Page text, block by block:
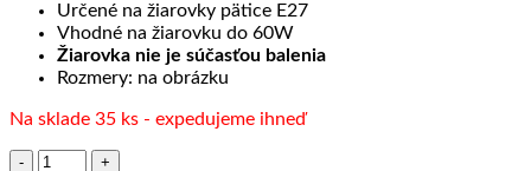
Určené na žiarovky pätice E27
Vhodné na žiarovku do 60W
Žiarovka nie je súčasťou balenia
Rozmery: na obrázku
Na sklade 35 ks - expedujeme ihneď
množstvo